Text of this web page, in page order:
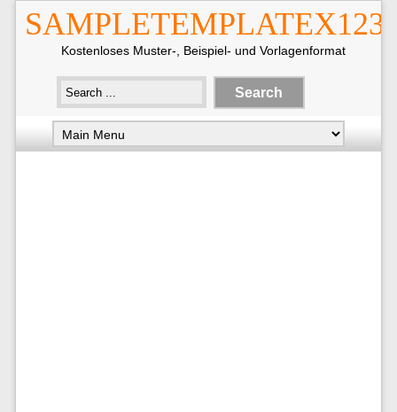
Kostenloses Muster-, Beispiel- und Vorlagenformat